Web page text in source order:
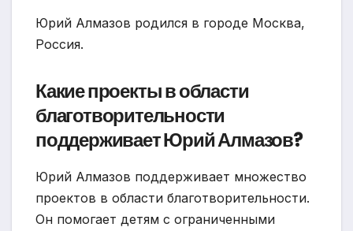
Юрий Алмазов родился в городе Москва,
Россия.
Какие проекты в области
благотворительности
поддерживает Юрий Алмазов?
Юрий Алмазов поддерживает множество
проектов в области благотворительности.
Он помогает детям с ограниченными